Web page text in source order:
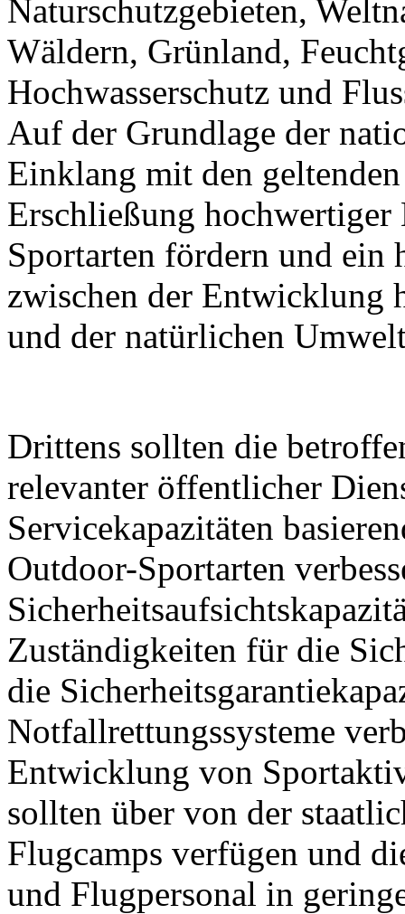
Naturschutzgebieten,
Wäldern, Grünland,
Hochwasserschutz und
Auf der Grundlage der
Einklang mit den
Erschließung
Sportarten fördern und ein
zwischen der Entwicklung
und der natürlichen
Drittens sollten die
relevanter öffentlicher
Servicekapazitäten
Outdoor-Sportarten
Zuständigkeiten für die
die
Notfallrettungssysteme
Entwicklung von
sollten über von der
Flugcamps verfügen und
und Flugpersonal in